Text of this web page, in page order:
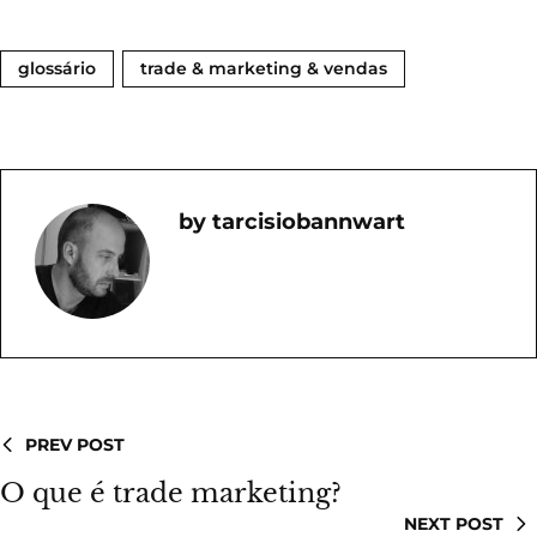
glossário trade & marketing & vendas
Tarcisiobannwart
PREV POST
O que é trade marketing?
NEXT POST